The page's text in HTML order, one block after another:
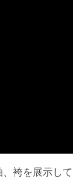
袴を展示して